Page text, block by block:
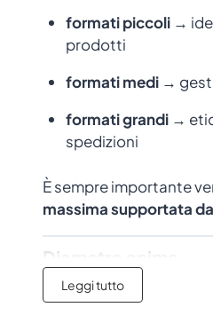
formati piccoli→
prodotti
formati medi→
formati grandi→
spedizioni
È sempre importante
massima supportata
Diametro anima
Il diametro anima indica il
Leggi tutto